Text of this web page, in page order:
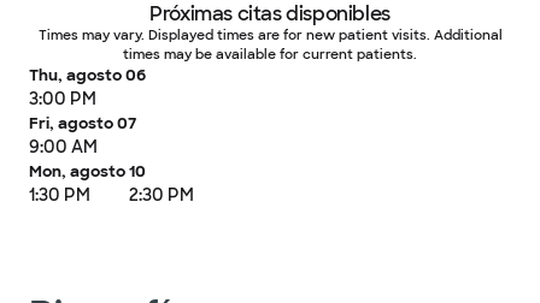
Próximas citas disponibles
Times may vary. Displayed times are for new patient visits. Additional
times may be available for current patients.
Thu, agosto 06
3:00 PM
Fri, agosto 07
9:00 AM
Mon, agosto 10
1:30 PM 2:30 PM